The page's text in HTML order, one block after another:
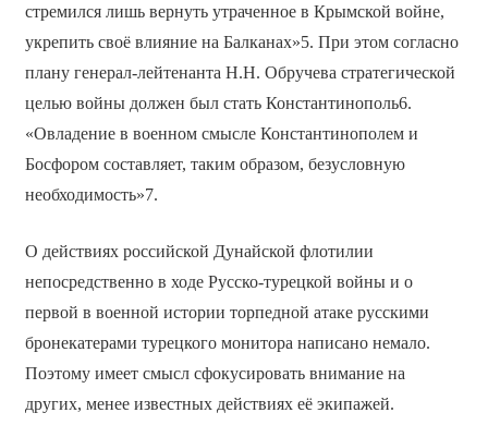
стремился лишь вернуть утраченное в Крымской войне,
укрепить своё влияние на Балканах»5. При этом согласно
плану генерал-лейтенанта Н.Н. Обручева стратегической
целью войны должен был стать Константинополь6.
«Овладение в военном смысле Константинополем и
Босфором составляет, таким образом, безусловную
необходимость»7.
О действиях российской Дунайской флотилии
непосредственно в ходе Русско-турецкой войны и о
первой в военной истории торпедной атаке русскими
бронекатерами турецкого монитора написано немало.
Поэтому имеет смысл сфокусировать внимание на
других, менее известных действиях её экипажей.